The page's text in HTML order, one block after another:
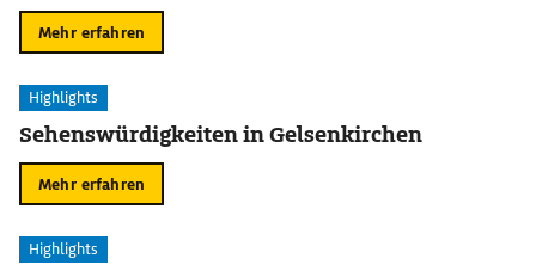
Mehr erfahren
Highlights
Sehenswürdigkeiten in Gelsenkirchen
Mehr erfahren
Highlights